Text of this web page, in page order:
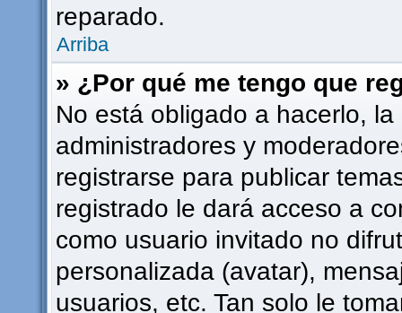
reparado.
Arriba
» ¿Por qué me tengo que
No está obligado a hacerlo,
administradores y
registrarse para publicar
registrado le dará acceso a
como usuario invitado no
personalizada (avatar),
usuarios, etc. Tan solo le